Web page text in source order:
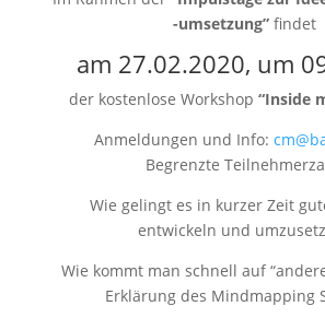
-umsetzung” findet
am 27.02.2020, um
der kostenlose Workshop“Inside
Anmeldungen und Info:
Begrenzte
Wie gelingt es in kurzer Zeit
entwickeln und
Wie kommt man schnell auf
Erklärung des Mindmapping